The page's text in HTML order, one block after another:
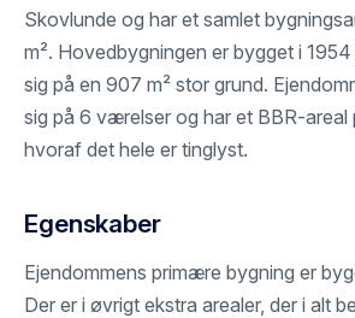
Skovlunde og har et samlet
m². Hovedbygningen er bygget i
sig på en 907 m² stor grund.
sig på 6 værelser og har et BBR-areal
hvoraf det hele er tinglyst.
Egenskaber
Ejendommens primære bygning er
Der er i øvrigt ekstra arealer, der i alt